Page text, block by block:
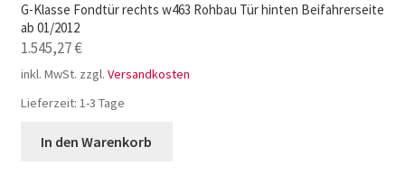
G-Klasse Fondtür rechts w463 Rohbau Tür hinten Beifahrerseite
ab 01/2012
1.545,27€
inkl. MwSt. zzgl. Versandkosten
Lieferzeit: 1-3 Tage
In den Warenkorb